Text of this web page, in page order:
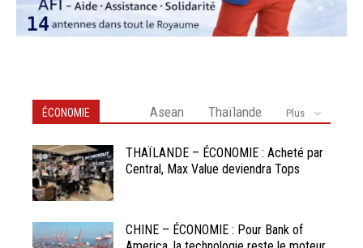
ÉCONOMIE Asean Thaïlande Plus
THAÏLANDE – ÉCONOMIE : Acheté par
Central, Max Value deviendra Tops
CHINE – ÉCONOMIE : Pour Bank of